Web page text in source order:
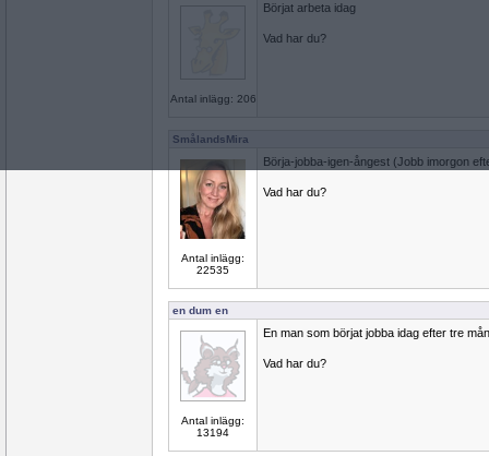
Antal inlägg: 206
Börjat arbeta idag
Vad har du?
SmålandsMira
Antal inlägg:
22535
Börja-jobba-igen-ångest (Jobb imorgon
Vad har du?
en dum en
Antal inlägg:
13194
En man som börjat jobba idag efter tre
Vad har du?